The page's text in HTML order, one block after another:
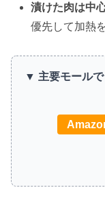
漬けた肉は中
優先して加熱
▼ 主要モールで